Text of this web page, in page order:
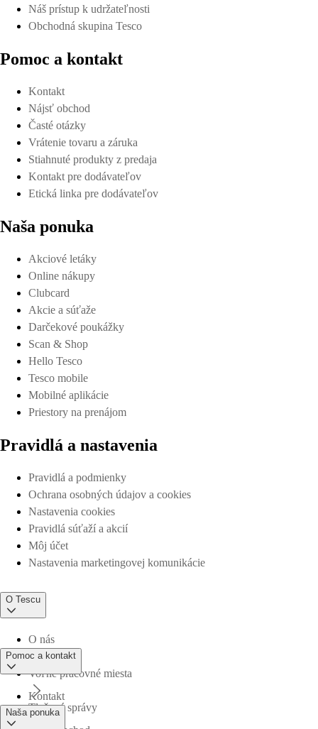
Náš prístup k udržateľnosti
Obchodná skupina Tesco
Pomoc a kontakt
Kontakt
Nájsť obchod
Časté otázky
Vrátenie tovaru a záruka
Stiahnuté produkty z predaja
Kontakt pre dodávateľov
Etická linka pre dodávateľov
Naša ponuka
Akciové letáky
Online nákupy
Clubcard
Akcie a súťaže
Darčekové poukážky
Scan & Shop
Hello Tesco
Tesco mobile
Mobilné aplikácie
Priestory na prenájom
Pravidlá a nastavenia
Pravidlá a podmienky
Ochrana osobných údajov a cookies
Nastavenia cookies
Pravidlá súťaží a akcií
Môj účet
Nastavenia marketingovej komunikácie
O Tescu
O nás
Voľné pracovné miesta
Tlačové správy
Pomoc a kontakt
Kontakt
Naša ponuka